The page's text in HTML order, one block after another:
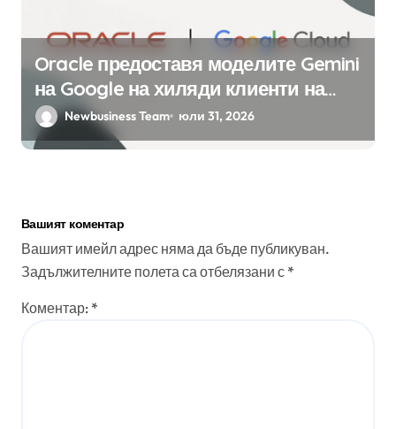
Oracle предоставя моделите Gemini
на Google на хиляди клиенти на
бизнес приложения
Newbusiness Team юли 31, 2026
Вашият коментар
Вашият имейл адрес няма да бъде публикуван.
Задължителните полета са отбелязани с *
Коментар: *